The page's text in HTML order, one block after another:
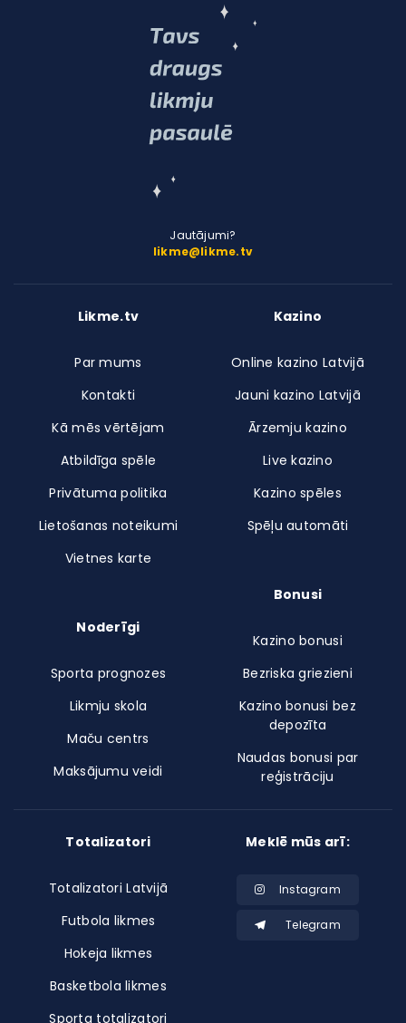
Jautājumi?
likme@likme.tv
Likme.tv
Par mums
Kontakti
Kā mēs vērtējam
Atbildīga spēle
Privātuma politika
Lietošanas noteikumi
Vietnes karte
Noderīgi
Sporta prognozes
Likmju skola
Maču centrs
Maksājumu veidi
Kazino
Online kazino Latvijā
Jauni kazino Latvijā
Ārzemju kazino
Live kazino
Kazino spēles
Spēļu automāti
Bonusi
Kazino bonusi
Bezriska griezieni
Kazino bonusi bez
depozīta
Naudas bonusi par
reģistrāciju
Totalizatori
Totalizatori Latvijā
Futbola likmes
Hokeja likmes
Basketbola likmes
Sporta totalizatori
Meklē mūs arī:
Instagram
Telegram